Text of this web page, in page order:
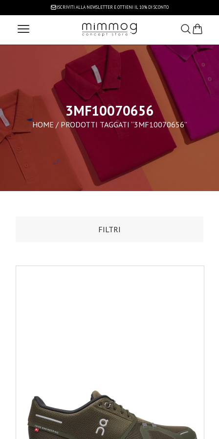
ISCRIVITI ALLA NEWSLETTER E OTTIENI IL 10% DI SCONTO
3MF10070656
HOME / PRODOTTI TAGGATI “3MF10070656”
FILTRI